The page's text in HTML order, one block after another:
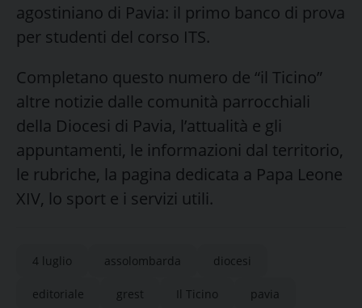
agostiniano di Pavia: il primo banco di prova
per studenti del corso ITS.
Completano questo numero de “il Ticino”
altre notizie dalle comunità parrocchiali
della Diocesi di Pavia, l’attualità e gli
appuntamenti, le informazioni dal territorio,
le rubriche, la pagina dedicata a Papa Leone
XIV, lo sport e i servizi utili.
4 luglio assolombarda diocesi
editoriale grest Il Ticino pavia